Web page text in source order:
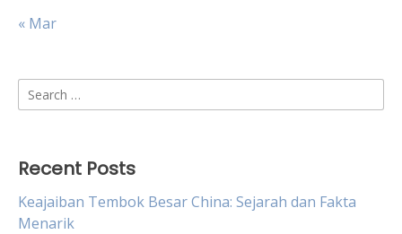
« Mar
Search
for:
Recent Posts
Keajaiban Tembok Besar China: Sejarah dan Fakta
Menarik